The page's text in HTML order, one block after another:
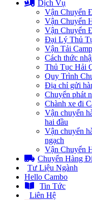
Dịch Vụ
Vận Chuyển
Vận Chuyển
Vận Chuyển
Đại Lý Thủ
Vận Tải
Cách thức
Thủ Tục Hải
Quy Trình
Địa chỉ gửi
Chuyển phát
Chành xe đi
Vận chuyển
hai đầu
Vận chuyển
ngạch
Vận Chuyển
Chuyển Hàng
Tư Liệu Ngành
Hello Cambo
Tin Tức
Liên Hệ